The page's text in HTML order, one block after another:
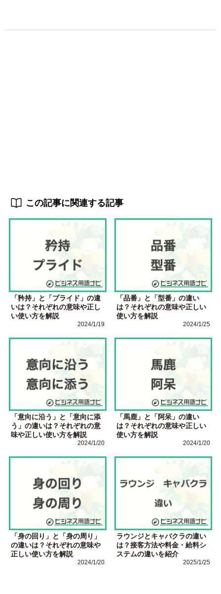
この記事に関連する記事
「矜持」と「プライド」の違
いは？それぞれの意味や正し
い使い方を解説
2024/1/19
「品番」と「型番」の違い
は？それぞれの意味や正しい
使い方を解説
2024/1/25
「意向に沿う」と「意向に添
う」の違いは？それぞれの意
味や正しい使い方を解説
2024/1/20
「馬鹿」と「阿呆」の違い
は？それぞれの意味や正しい
使い方を解説
2024/1/20
「身の回り」と「身の周り」
の違いは？それぞれの意味や
正しい使い方を解説
2024/1/20
ラウンジとキャバクラの違い
は？接客方法や料金・給料シ
ステムの違いを紹介
2025/1/25